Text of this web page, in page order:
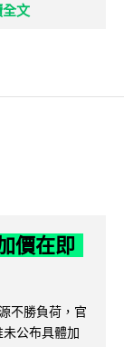
全文
價在即
不勝負荷，官
公布具體加